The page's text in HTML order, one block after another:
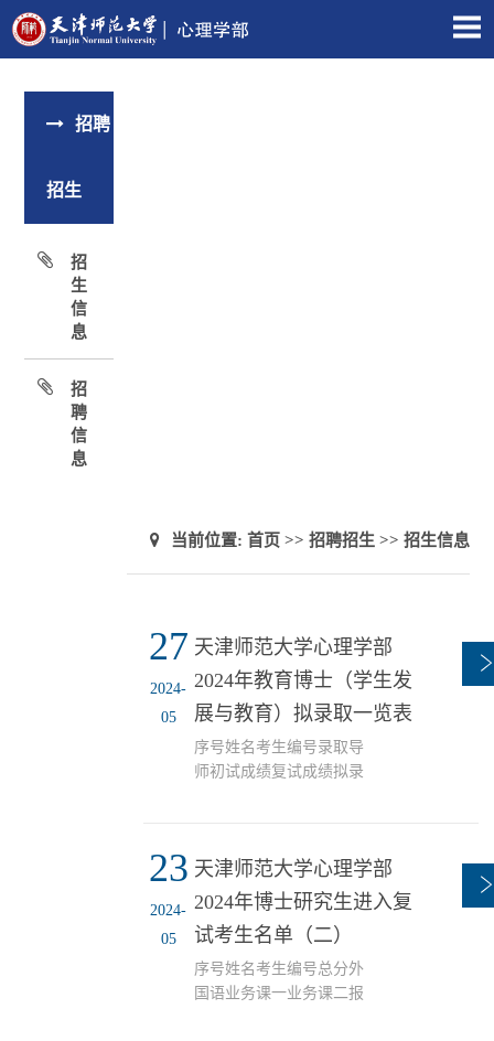
招聘
招生
招
生
信
息
招
聘
信
息
当前位置: 首页 >> 招聘招生 >> 招生信息
27
2024-
05
天津师范大学心理学部
2024年教育博士（学生发
展与教育）拟录取一览表
序号姓名考生编号录取导
师初试成绩复试成绩拟录
22184.4577.98定向2孙烨
100654104341022杨海波
飞100654104341029梁菲菲
22381.877.32定向4李楠
100654104341024刘希平
23
2024-
05
天津师范大学心理学部
2024年博士研究生进入复
试考生名单（二）
序号姓名考生编号总分外
国语业务课一业务课二报